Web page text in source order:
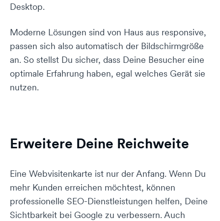
Desktop.
Moderne Lösungen sind von Haus aus responsive,
passen sich also automatisch der Bildschirmgröße
an. So stellst Du sicher, dass Deine Besucher eine
optimale Erfahrung haben, egal welches Gerät sie
nutzen.
Erweitere Deine Reichweite
Eine Webvisitenkarte ist nur der Anfang. Wenn Du
mehr Kunden erreichen möchtest, können
professionelle SEO-Dienstleistungen helfen, Deine
Sichtbarkeit bei Google zu verbessern. Auch